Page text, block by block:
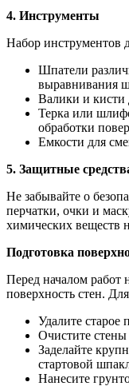
4. Инструменты
Набор инструментов
Шпатели
выравнивания
Валики и кисти
Терка или
обработки
Емкости для
5. Защитные
Не забывайте о
перчатки, очки и
химических веществ
Подготовка
Перед началом работ
поверхность стен.
Удалите
Очистите
Заделайте
стартовой
Нанесите